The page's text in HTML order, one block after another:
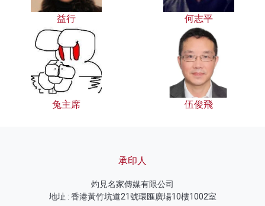
益行 何志平
兔主席 伍俊飛
承印人
灼見名家傳媒有限公司
地址 : 香港黃竹坑道21號環匯廣場10樓1002室